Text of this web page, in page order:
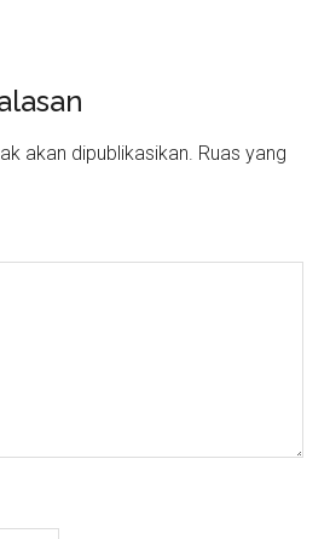
akan dipublikasikan. Ruas yang